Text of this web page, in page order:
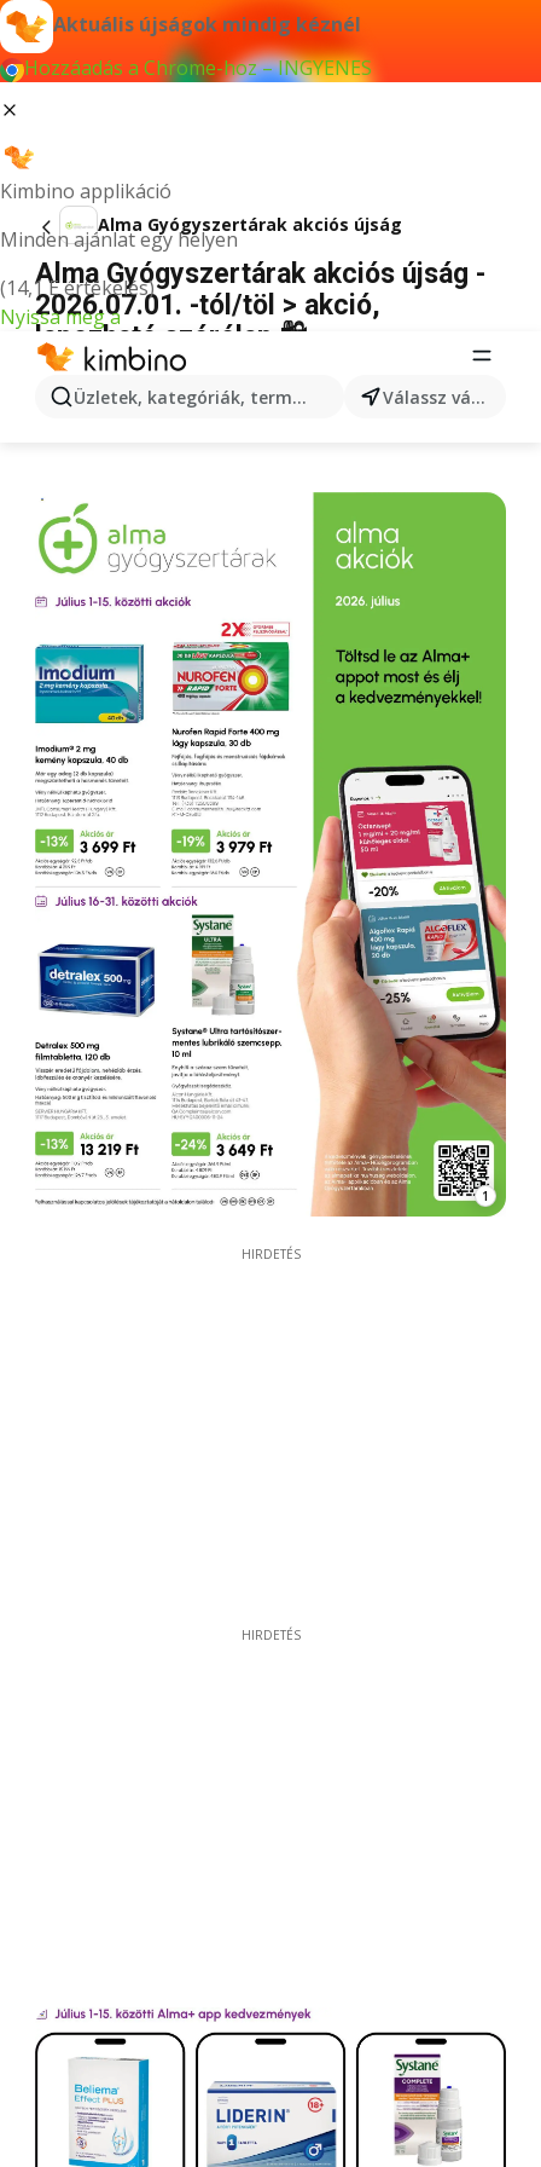
Aktuális újságok mindig kéznél
Hozzáadás a Chrome-hoz – INGYENES
Kimbino applikáció
Minden ajánlat egy helyen
(14,1 E értékelés)
Nyissa meg a
Üzletek, kategóriák, termékek keresése... Válassz várost
Alma Gyógyszertárak akciós újság
Alma Gyógyszertárak akciós újság -
2026.07.01. -tól/töl > akció,
lapozható szórólap 🛍️
1
HIRDETÉS
HIRDETÉS